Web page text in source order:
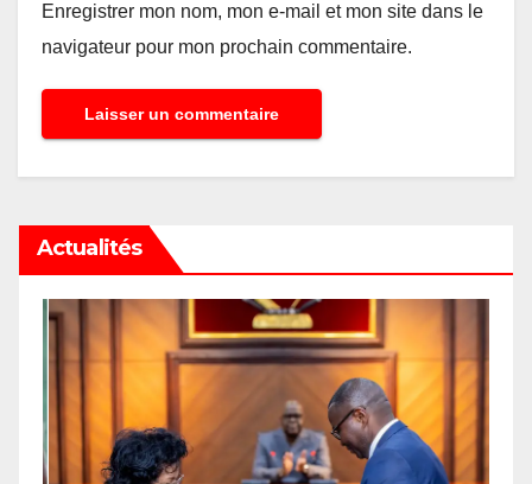
Enregistrer mon nom, mon e-mail et mon site dans le
navigateur pour mon prochain commentaire.
Actualités